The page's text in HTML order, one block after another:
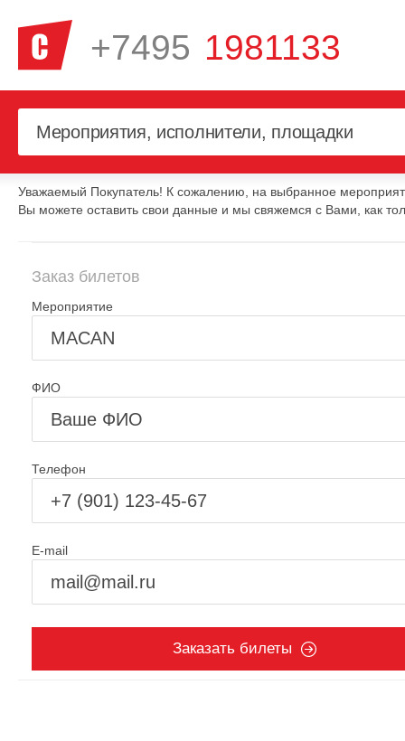
+7495 1981133
Уважаемый Покупатель! К сожалению, на выбранное
Вы можете оставить свои данные и мы свяжемся с Вами, как
Заказ билетов
Мероприятие
ФИО
Телефон
E-mail
Заказать билеты